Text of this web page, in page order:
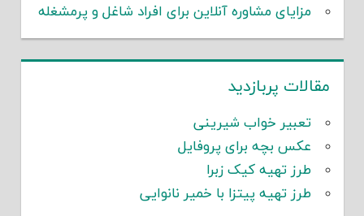
مزایای مشاوره آنلاین برای افراد شاغل و پرمشغله
مقالات پربازدید
تعبیر خواب شیرینی
عکس بچه برای پروفایل
طرز تهیه کیک زبرا
طرز تهیه پیتزا با خمیر نانوایی